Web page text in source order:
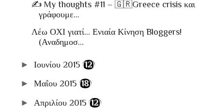
✍ My thoughts #11 – 🇬🇷Greece crisis και
γράφουμε...
Λέω ΟΧΙ γιατί... Ενιαία Κίνηση Bloggers!
(Αναδημοσ...
► Ιουνίου 2015 (12)
► Μαΐου 2015 (18)
► Απριλίου 2015 (12)